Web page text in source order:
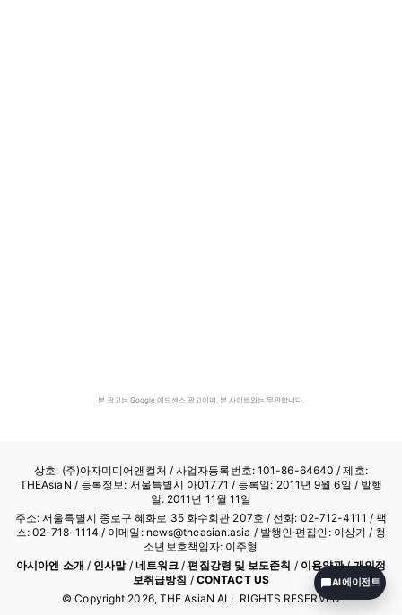
본 광고는 Google 애드센스 광고이며, 본 사이트와는 무관합니다.
상호: (주)아자미디어앤컬처 /사업자등록번호: 101-86-64640 / 제호:
THEAsiaN / 등록정보: 서울특별시 아01771 / 등록일: 2011년 9월 6일 / 발행
일: 2011년 11월 11일
주소: 서울특별시 종로구 혜화로 35 화수회관 207호 / 전화: 02-712-4111 / 팩
스: 02-718-1114 / 이메일: news@theasian.asia / 발행인·편집인: 이상기 / 청
소년보호책임자: 이주형
아시아엔 소개 / 인사말/ 네트워크 /편집강령 및 보도준칙 / 이용약관/개인정
보취급방침 / CONTACT US
© Copyright 2026, THE AsiaN ALL RIGHTS RESERVED
AI 에이전트